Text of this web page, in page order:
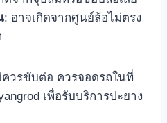
: อาจเกิดจากศูนย์ล้อไม่ตรง
วรขับต่อ ควรจอดรถในที่
เพื่อรับบริการปะยาง